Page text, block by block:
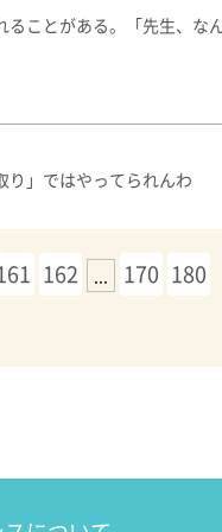
ることがある。「先生、な
り」ではやってられんわ
162 ... 170 180